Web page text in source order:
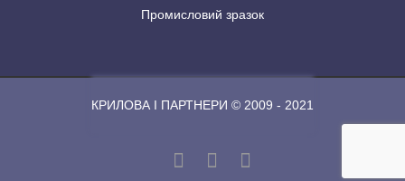
Промисловий зразок
КРИЛОВА І ПАРТНЕРИ © 2009 - 2021